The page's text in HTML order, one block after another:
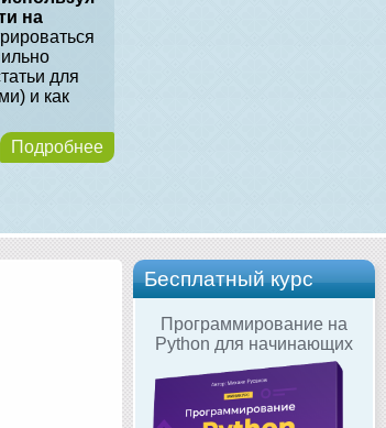
на
для
и как
Подробнее
Бесплатный курс
Программирование на
Python для начинающих